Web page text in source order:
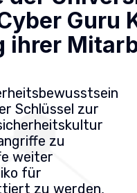
Guru
ihrer
Schlüssel zur
zu
weiter
für
zu werden,